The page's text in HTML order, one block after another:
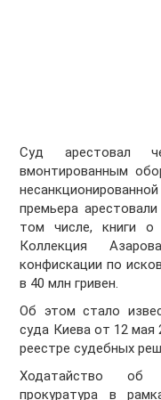
Суд арестовал
вмонтированным
премьера
том числе, книги о
Коллекция
конфискации по
в 40 млн гривен.
Об этом стало
суда Киева от 12 мая
реестре судебных
Ходатайство об
прокуратура в